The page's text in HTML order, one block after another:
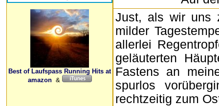
Best of Laufspass Running Hits at
amazon&
Just, als wir uns
milder
allerlei
geläuterten
Fastens an
spurlos
rechtzeitig zum